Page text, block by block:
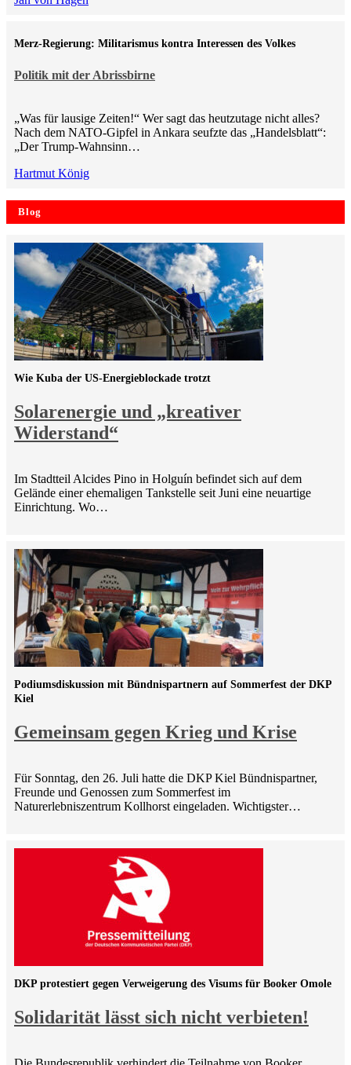
Politik mit der Abrissbirne
Merz-Regierung: Militarismus kontra Inte­ressen des Volkes
„Was für lausige Zeiten!“ Wer sagt das heutzutage nicht alles?
Nach dem NATO-Gipfel in Ankara seufzte das „Handelsblatt“:
„Der Trump-Wahnsinn…
Hartmut König
Blog
Solarenergie und „kreativer
Widerstand“
Wie Kuba der US-Energieblockade trotzt
Im Stadtteil Alcides Pino in Holguín befindet sich auf dem
Gelände einer ehemaligen Tankstelle seit Juni eine neuartige
Einrichtung. Wo…
Gemeinsam gegen Krieg und Krise
Podiumsdiskussion mit Bündnispartnern auf Sommerfest der DKP
Kiel
Für Sonntag, den 26. Juli hatte die DKP Kiel Bündnispartner,
Freunde und Genossen zum Sommerfest im
Naturerlebniszentrum Kollhorst eingeladen. Wichtigster…
Solidarität lässt sich nicht verbieten!
DKP protestiert gegen Verweigerung des Visums für Booker Omole